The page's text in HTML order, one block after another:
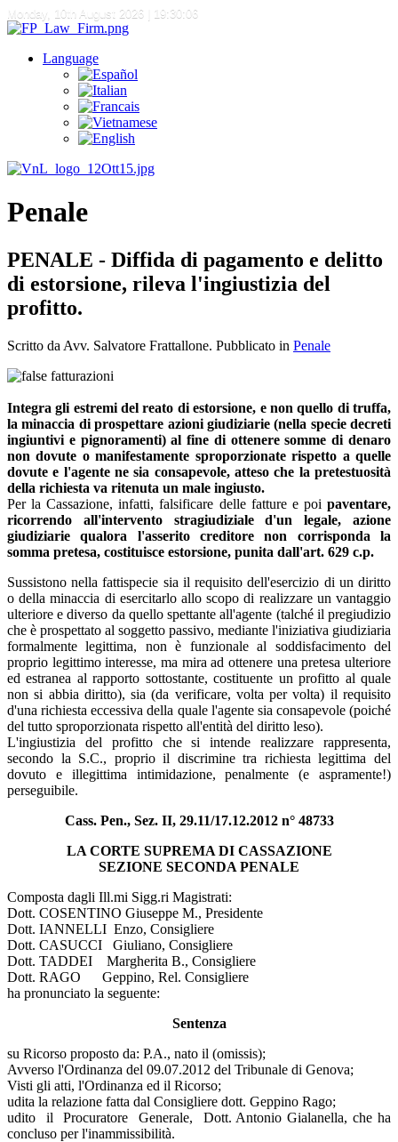
Monday, 10th August 2026 | 19:30:07
Language
Penale
PENALE - Diffida di pagamento e delitto
di estorsione, rileva l'ingiustizia del
profitto.
Scritto da Avv. Salvatore Frattallone. Pubblicato in Penale
Integra gli estremi del reato di estorsione, e non quello di truffa,
la minaccia di prospettare azioni giudiziarie (nella specie decreti
ingiuntivi e pignoramenti) al fine di ottenere somme di denaro
non dovute o manifestamente sproporzionate rispetto a quelle
dovute e l'agente ne sia consapevole, atteso che la pretestuosità
della richiesta va ritenuta un male ingiusto.
Per la Cassazione, infatti, falsificare delle fatture e poi paventare,
ricorrendo all'intervento stragiudiziale d'un legale, azione
giudiziarie qualora l'asserito creditore non corrisponda la
somma pretesa, costituisce estorsione, punita dall'art. 629 c.p.
Sussistono nella fattispecie sia il requisito dell'esercizio di un diritto
o della minaccia di esercitarlo allo scopo di realizzare un vantaggio
ulteriore e diverso da quello spettante all'agente (talché il pregiudizio
che è prospettato al soggetto passivo, mediante l'iniziativa giudiziaria
formalmente legittima, non è funzionale al soddisfacimento del
proprio legittimo interesse, ma mira ad ottenere una pretesa ulteriore
ed estranea al rapporto sottostante, costituente un profitto al quale
non si abbia diritto), sia (da verificare, volta per volta) il requisito
d'una richiesta eccessiva della quale l'agente sia consapevole (poiché
del tutto sproporzionata rispetto all'entità del diritto leso).
L'ingiustizia del profitto che si intende realizzare rappresenta,
secondo la S.C., proprio il discrimine tra richiesta legittima del
dovuto e illegittima intimidazione, penalmente (e aspramente!)
perseguibile.
Cass. Pen., Sez. II, 29.11/17.12.2012 n° 48733
LA CORTE SUPREMA DI CASSAZIONE
SEZIONE SECONDA PENALE
Composta dagli Ill.mi Sigg.ri Magistrati:
Dott. COSENTINO Giuseppe M., Presidente
Dott. IANNELLI Enzo, Consigliere
Dott. CASUCCI Giuliano, Consigliere
Dott. TADDEI Margherita B., Consigliere
Dott. RAGO Geppino, Rel. Consigliere
ha pronunciato la seguente:
Sentenza
su Ricorso proposto da: P.A., nato il (omissis);
Avverso l'Ordinanza del 09.07.2012 del Tribunale di Genova;
Visti gli atti, l'Ordinanza ed il Ricorso;
udita la relazione fatta dal Consigliere dott. Geppino Rago;
udito il Procuratore Generale, Dott. Antonio Gialanella, che ha
concluso per l'inammissibilità.